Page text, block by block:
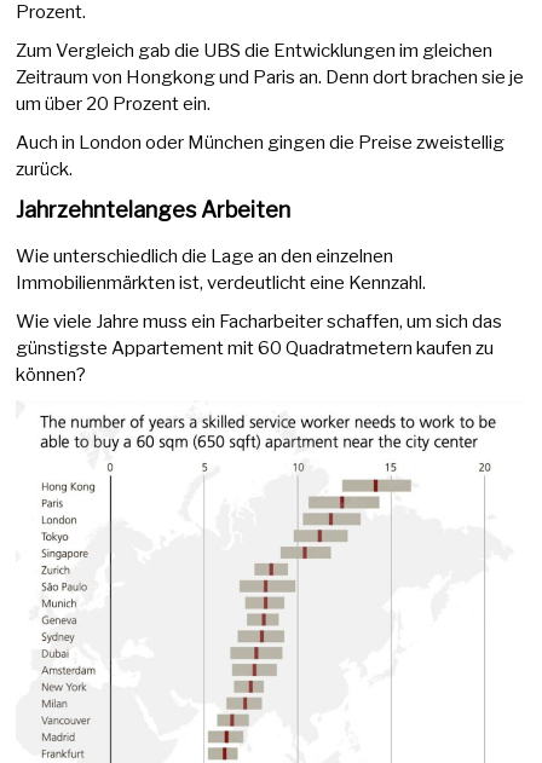
Prozent.
Zum Vergleich gab die UBS die Entwicklungen im gleichen
Zeitraum von Hongkong und Paris an. Denn dort brachen sie je
um über 20 Prozent ein.
Auch in London oder München gingen die Preise zweistellig
zurück.
Jahrzehntelanges Arbeiten
Wie unterschiedlich die Lage an den einzelnen
Immobilienmärkten ist, verdeutlicht eine Kennzahl.
Wie viele Jahre muss ein Facharbeiter schaffen, um sich das
günstigste Appartement mit 60 Quadratmetern kaufen zu
können?